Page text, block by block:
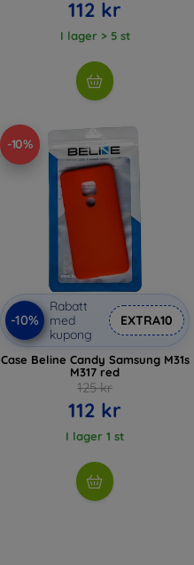
112 kr
I lager > 5 st
-10%
-10%
Rabatt
med
kupong
EXTRA10
Case Beline Candy Samsung M31s
M317 red
125 kr
112 kr
I lager 1 st